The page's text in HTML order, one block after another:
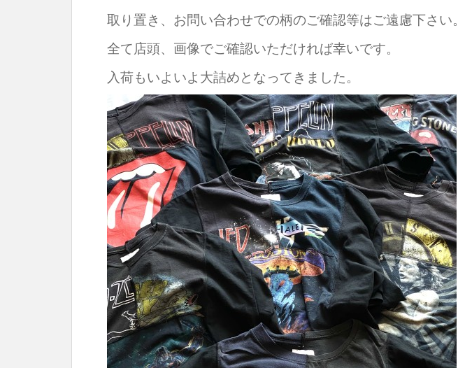
取り置き、お問い合わせでの柄のご確認等はご遠慮下さい。
全て店頭、画像でご確認いただければ幸いです。
入荷もいよいよ大詰めとなってきました。